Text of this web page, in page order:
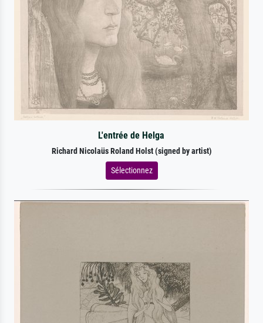
L'entrée de Helga
Richard Nicolaüs Roland Holst (signed by artist)
Sélectionnez